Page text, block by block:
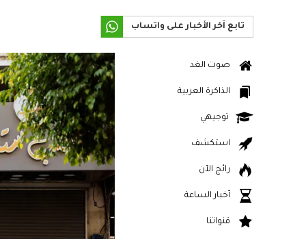
تابع آخر الأخبار على واتساب
صوت الغد
الذاكرة العربية
توجيهي
استكشف
رائج الآن
أخبار الساعة
قنواتنا